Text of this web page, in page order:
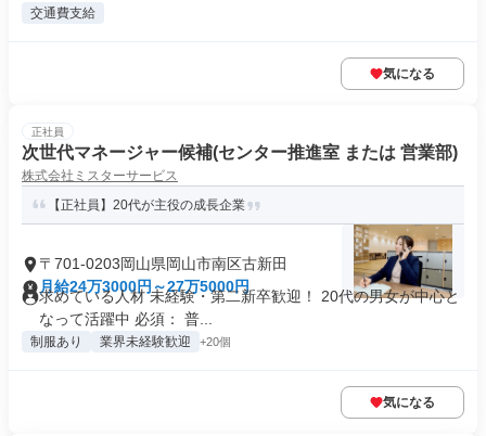
交通費支給
気になる
正社員
次世代マネージャー候補(センター推進室 または 営業部)
株式会社ミスターサービス
【正社員】20代が主役の成長企業
〒701-0203岡山県岡山市南区古新田
月給24万3000円～27万5000円
求めている人材 未経験・第二新卒歓迎！ 20代の男女が中心と
なって活躍中 必須： 普...
制服あり 業界未経験歓迎 +20個
気になる